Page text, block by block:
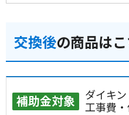
交換後の商品は
補助金対象
ダイキ
工事費